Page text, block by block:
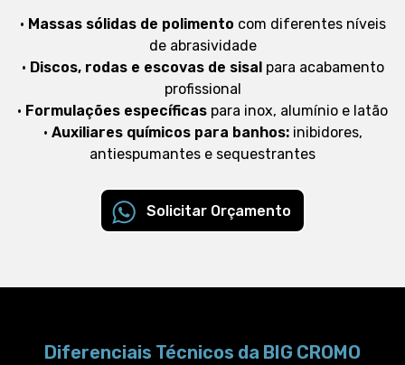
• Massas sólidas de polimento com diferentes níveis
de abrasividade
• Discos, rodas e escovas de sisal para acabamento
profissional
• Formulações específicas para inox, alumínio e latão
• Auxiliares químicos para banhos: inibidores,
antiespumantes e sequestrantes
Solicitar Orçamento
Diferenciais Técnicos da BIG CROMO